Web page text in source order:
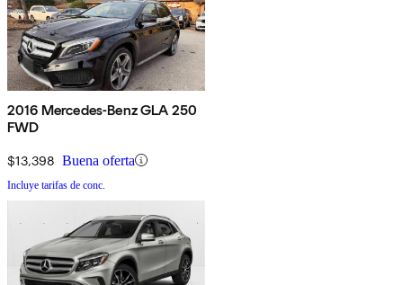
2016 Mercedes-Benz GLA 250
FWD
$13,398 Buena oferta
Incluye tarifas de conc.